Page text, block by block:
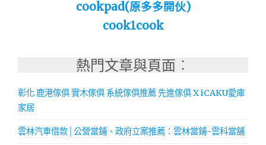
cookpad(原多多開伙)
cook1cook
熱門文章與頁面︰
彰化 鹿港傢俱 實木傢俱 系統傢俱推薦 先進傢俱 X iCAKU愛庫
家居
雲林汽車借款│公營當鋪、政府立案推薦：雲林當鋪-雲科當舖